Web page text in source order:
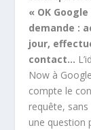
« OK
demande :
jour,
contact…
Now à
compte le
requête, sans
une question